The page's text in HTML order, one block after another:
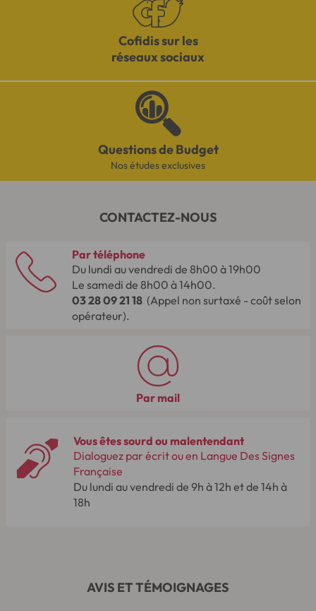
Cofidis sur les
réseaux sociaux
Questions de Budget
Nos études exclusives
CONTACTEZ-NOUS
Par téléphone
Du lundi au vendredi de 8h00 à 19h00
Le samedi de 8h00 à 14h00.
03 28 09 21 18 (Appel non surtaxé - coût selon
opérateur).
Par mail
Vous êtes sourd ou malentendant
Dialoguez par écrit ou en Langue Des Signes
Française
Du lundi au vendredi de 9h à 12h et de 14h à
18h
AVIS ET TÉMOIGNAGES